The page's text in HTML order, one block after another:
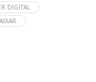
DIGITAL